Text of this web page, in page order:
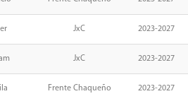
JxC 2023-2027
JxC 2023-2027
Frente Chaqueño 2023-2027